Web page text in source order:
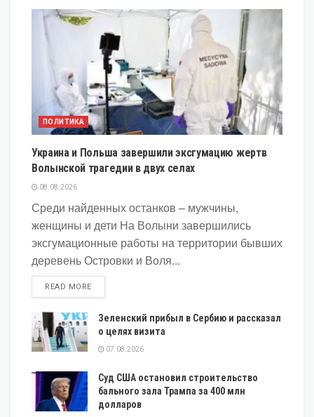
ПОЛИТИКА
Украина и Польша завершили эксгумацию жертв
Волынской трагедии в двух селах
08.08.2026
Среди найденных останков – мужчины,
женщины и дети На Волыни завершились
эксгумационные работы на территории бывших
деревень Островки и Воля...
READ MOREDETAILS
Зеленский прибыл в Сербию и рассказал
о целях визита
07.08.2026
Суд США остановил строительство
бального зала Трампа за 400 млн
долларов